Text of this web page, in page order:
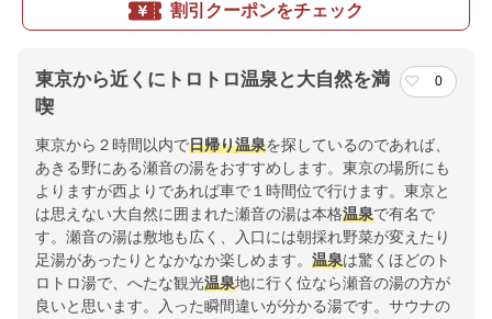
割引クーポンをチェック
東京から近くにトロトロ温泉と大自然を満
喫
0
東京から２時間以内で日帰り温泉を探しているのであれば、
あきる野にある瀬音の湯をおすすめします。東京の場所にも
よりますが西よりであれば車で１時間位で行けます。東京と
は思えない大自然に囲まれた瀬音の湯は本格温泉で有名で
す。瀬音の湯は敷地も広く、入口には朝採れ野菜が変えたり
足湯があったりとなかなか楽しめます。 温泉は驚くほどのト
ロトロ湯で、へたな観光温泉地に行く位なら瀬音の湯の方が
良いと思います。入った瞬間違いが分かる湯です。サウナの